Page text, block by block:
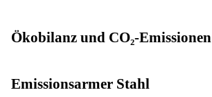
Ökobilanz und CO₂-Emissionen
Emissionsarmer Stahl